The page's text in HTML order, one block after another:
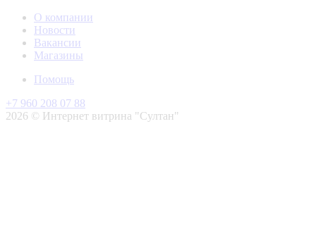
О компании
Новости
Вакансии
Магазины
Помощь
+7 960 208 07 88
2026 © Интернет витрина "Султан"